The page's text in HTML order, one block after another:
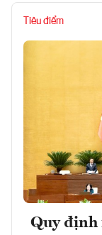
Tiêu điểm
Quy định